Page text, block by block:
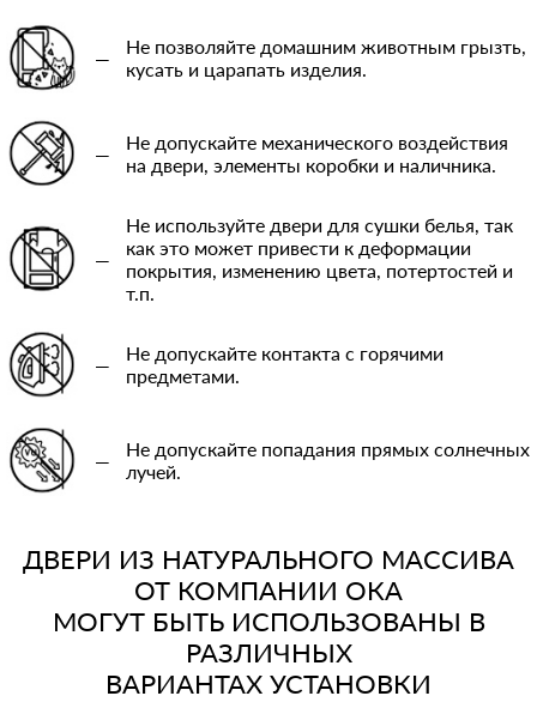
—
Не позволяйте домашним животным грызть,
кусать и царапать изделия.
—
Не допускайте механического воздействия
на двери, элементы коробки и наличника.
—
Не используйте двери для сушки белья, так
как это может привести к деформации
покрытия, изменению цвета, потертостей и
т.п.
—
Не допускайте контакта с горячими
предметами.
—
Не допускайте попадания прямых солнечных
лучей.
ДВЕРИ ИЗ НАТУРАЛЬНОГО МАССИВА
ОТ КОМПАНИИ ОКА
МОГУТ БЫТЬ ИСПОЛЬЗОВАНЫ В
РАЗЛИЧНЫХ
ВАРИАНТАХ УСТАНОВКИ